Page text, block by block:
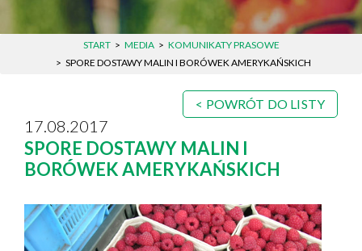
WYDARZENIA
MEDIA
KONTAKT
START MEDIA
KOMUNIKATY PRASOWE
SPORE DOSTAWY MALIN I BORÓWEK AMERYKAŃSKICH
POWRÓT DO LISTY
17.08.2017
SPORE DOSTAWY MALIN I
BORÓWEK AMERYKAŃSKICH